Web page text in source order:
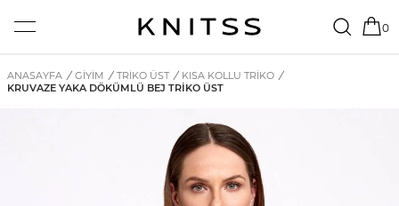
0
ANASAYFA / GİYİM / TRIKO ÜST / KISA KOLLU TRIKO /
KRUVAZE YAKA DÖKÜMLÜ BEJ TRIKO ÜST